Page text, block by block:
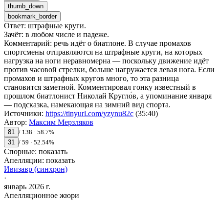
thumb_down
bookmark_border
Ответ: штрафные круги.
Зачёт: в любом числе и падеже.
Комментарий: речь идёт о биатлоне. В случае промахов
спортсмены отправляются на штрафные круги, на которых
нагрузка на ноги неравномерна — поскольку движение идёт
против часовой стрелки, больше нагружается левая нога. Если
промахов и штрафных кругов много, то эта разница
становится заметной. Комментировал гонку известный в
прошлом биатлонист Николай Кругло́в, а упоминание января
— подсказка, намекающая на зимний вид спорта.
Источники: https://tinyurl.com/yzynu82c (35:40)
Автор: Максим Мерзляков
81 / 138 · 58.7%
31 / 59 · 52.54%
Спорные: показать
Апелляции: показать
Ивизавр (синхрон)
·
январь 2026 г.
Апелляционное жюри